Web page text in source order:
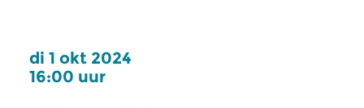
di 1 okt 2024
16:00 uur